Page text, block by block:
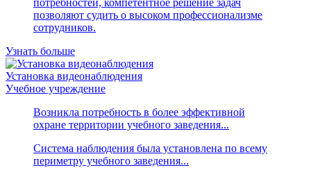
позволяют судить о высоком профессионализме
сотрудников.
Узнать больше
Установка видеонаблюдения
Учебное учреждение
Возникла потребность в более эффективной
охране территории учебного заведения...
Система наблюдения была установлена по всему
периметру учебного заведения...